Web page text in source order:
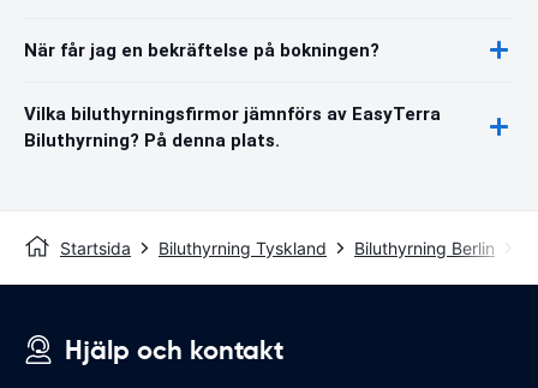
När får jag en bekräftelse på bokningen?
Vilka biluthyrningsfirmor jämnförs av EasyTerra
Biluthyrning? På denna plats.
Startsida Biluthyrning Tyskland Biluthyrning Berlin
Hjälp och kontakt